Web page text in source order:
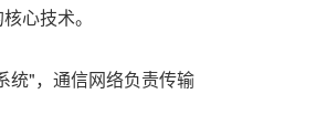
心技术。
统"，通信网络负责传输